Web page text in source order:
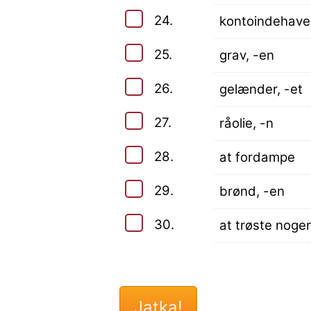
24.
25. grav, -en
26. gelænder, -et
27. råolie, -n
28. at fordampe
29. brønd, -en
30. at trøste